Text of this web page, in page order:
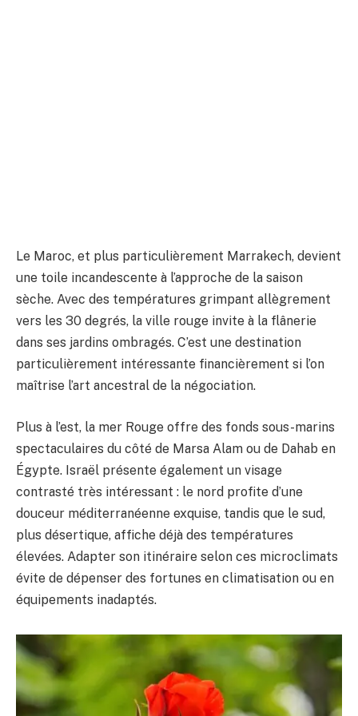
Le Maroc, et plus particulièrement Marrakech, devient
une toile incandescente à l’approche de la saison
sèche. Avec des températures grimpant allègrement
vers les 30 degrés, la ville rouge invite à la flânerie
dans ses jardins ombragés. C’est une destination
particulièrement intéressante financièrement si l’on
maîtrise l’art ancestral de la négociation.
Plus à l’est, la mer Rouge offre des fonds sous-marins
spectaculaires du côté de Marsa Alam ou de Dahab en
Égypte. Israël présente également un visage
contrasté très intéressant : le nord profite d’une
douceur méditerranéenne exquise, tandis que le sud,
plus désertique, affiche déjà des températures
élevées. Adapter son itinéraire selon ces microclimats
évite de dépenser des fortunes en climatisation ou en
équipements inadaptés.